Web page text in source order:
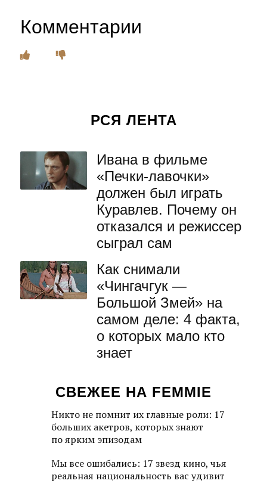
Комментарии
РСЯ ЛЕНТА
Ивана в фильме
«Печки-лавочки»
должен был играть
Куравлев. Почему он
отказался и режиссер
сыграл сам
Как снимали
«Чингачгук —
Большой Змей» на
самом деле: 4 факта,
о которых мало кто
знает
СВЕЖЕЕ НА FEMMIE
Никто не помнит их главные роли: 17
больших акетров, которых знают
по ярким эпизодам
Мы все ошибались: 17 звезд кино, чья
реальная национальность вас удивит